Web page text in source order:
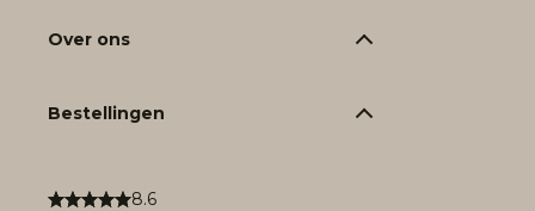
8.6
Over ons
Bestellingen